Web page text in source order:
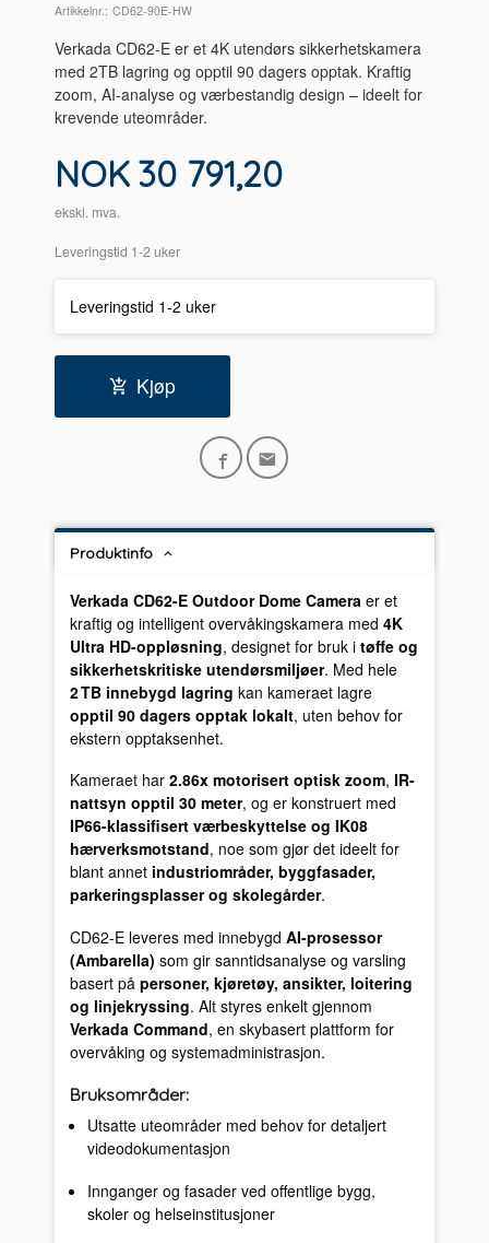
Artikkelnr.: CD62-90E-HW
Verkada CD62-E er et 4K utendørs sikkerhetskamera
med 2TB lagring og opptil 90 dagers opptak. Kraftig
zoom, AI-analyse og værbestandig design – ideelt for
krevende uteområder.
Pris
NOK 30 791,20
ekskl. mva.
Leveringstid 1-2 uker
Leveringstid 1-2 uker
Kjøp
Produktinfo
Verkada CD62-E Outdoor Dome Camera er et
kraftig og intelligent overvåkingskamera med4K
Ultra HD-oppløsning, designet for bruk itøffe og
sikkerhetskritiske utendørsmiljøer. Med hele
2 TB innebygd lagring kan kameraet lagre
opptil 90 dagers opptak lokalt, uten behov for
ekstern opptaksenhet.
Kameraet har2.86x motorisert optisk zoom,IR-
nattsyn opptil 30 meter, og er konstruert med
IP66-klassifisert værbeskyttelse og IK08
hærverksmotstand, noe som gjør det ideelt for
blant annet industriområder, byggfasader,
parkeringsplasser og skolegårder.
CD62-E leveres med innebygdAI-prosessor
(Ambarella) som gir sanntidsanalyse og varsling
basert påpersoner, kjøretøy, ansikter, loitering
og linjekryssing. Alt styres enkelt gjennom
Verkada Command, en skybasert plattform for
overvåking og systemadministrasjon.
Bruksområder:
Utsatte uteområder med behov for detaljert
videodokumentasjon
Innganger og fasader ved offentlige bygg,
skoler og helseinstitusjoner